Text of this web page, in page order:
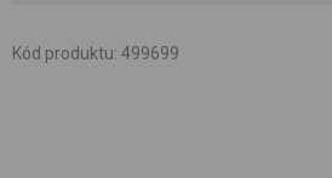
Kód produktu: 499699